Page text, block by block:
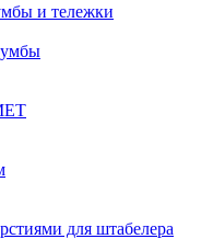
и тележки
для штабелера